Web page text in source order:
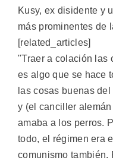
Kusy, ex disidente y
más prominentes de
[related_articles]
"Traer a colación las
es algo que se hace
las cosas buenas
y (el canciller
amaba a los perros.
todo, el régimen era
comunismo también.